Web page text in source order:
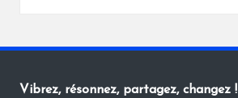
Vibrez, résonnez, partagez, changez !